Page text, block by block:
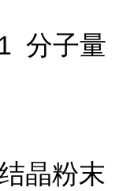
分子量
晶粉末